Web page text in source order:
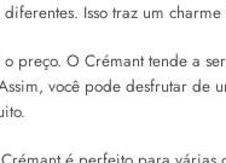
diferentes. Isso traz um charme
preço. O Crémant tende a
você pode desfrutar de